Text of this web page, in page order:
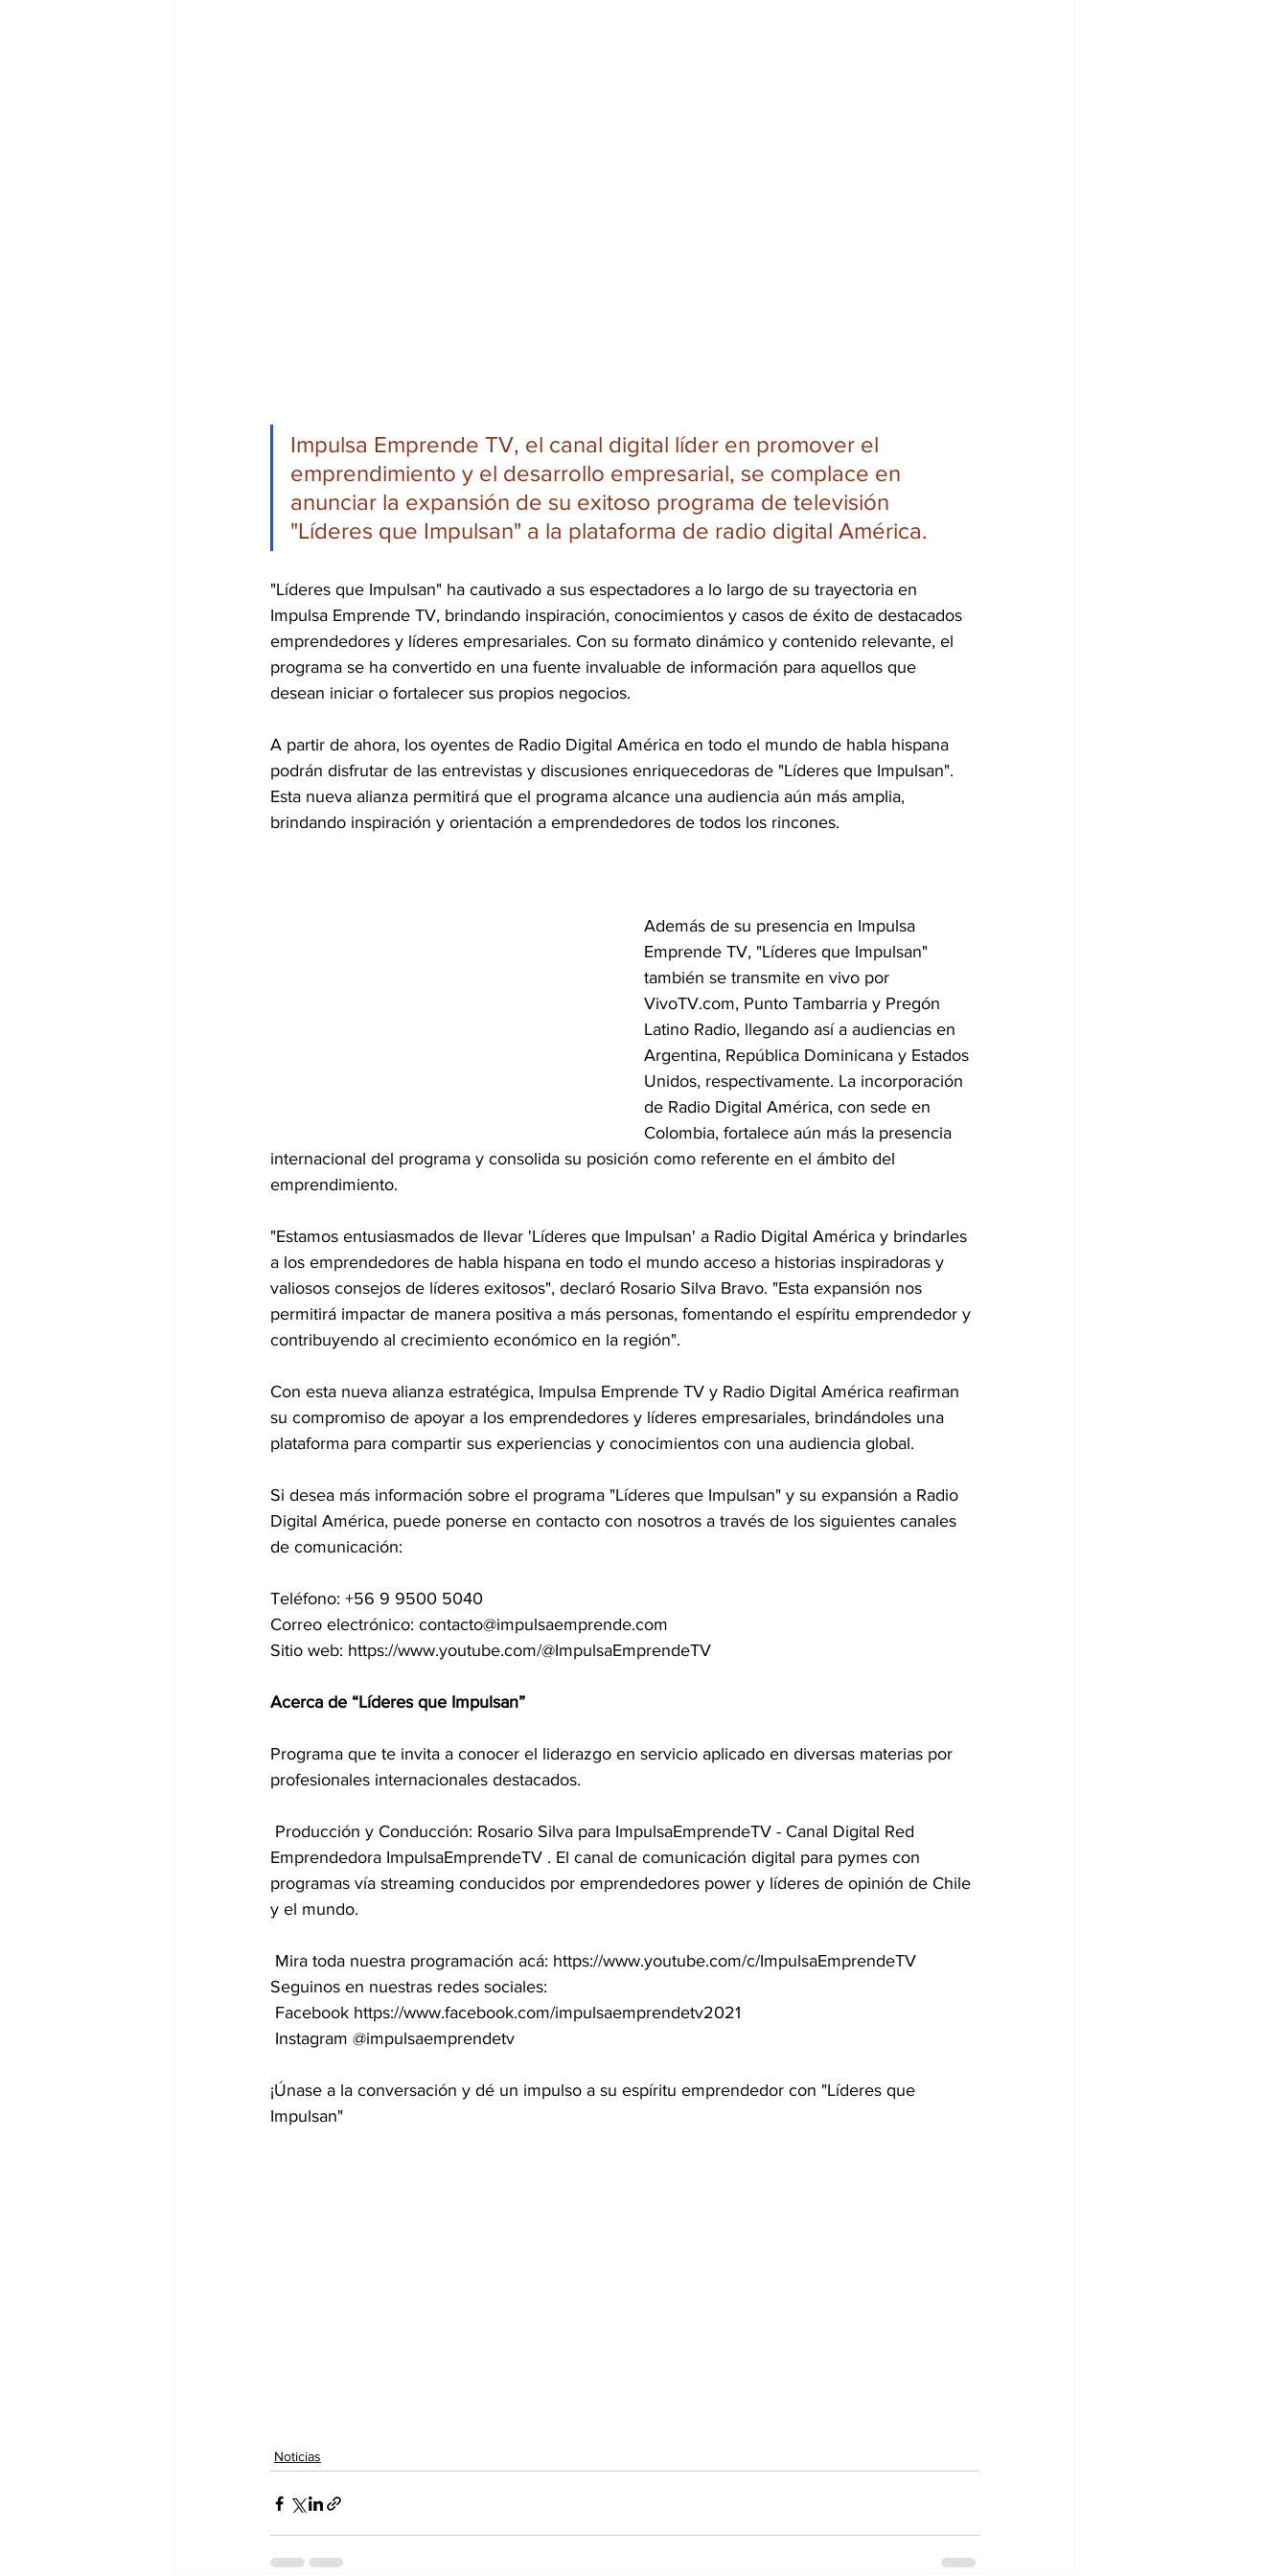
Impulsa Emprende TV, el canal digital líder en promover el
emprendimiento y el desarrollo empresarial, se complace en
anunciar la expansión de su exitoso programa de televisión
"Líderes que Impulsan" a la plataforma de radio digital América.
"Líderes que Impulsan" ha cautivado a sus espectadores a lo largo de su trayectoria en
Impulsa Emprende TV, brindando inspiración, conocimientos y casos de éxito de destacados
emprendedores y líderes empresariales. Con su formato dinámico y contenido relevante, el
programa se ha convertido en una fuente invaluable de información para aquellos que
desean iniciar o fortalecer sus propios negocios.
A partir de ahora, los oyentes de Radio Digital América en todo el mundo de habla hispana
podrán disfrutar de las entrevistas y discusiones enriquecedoras de "Líderes que Impulsan".
Esta nueva alianza permitirá que el programa alcance una audiencia aún más amplia,
brindando inspiración y orientación a emprendedores de todos los rincones.
Además de su presencia en Impulsa
Emprende TV, "Líderes que Impulsan"
también se transmite en vivo por
VivoTV.com, Punto Tambarria y Pregón
Latino Radio, llegando así a audiencias en
Argentina, República Dominicana y Estados
Unidos, respectivamente. La incorporación
de Radio Digital América, con sede en
Colombia, fortalece aún más la presencia
internacional del programa y consolida su posición como referente en el ámbito del
emprendimiento.
"Estamos entusiasmados de llevar 'Líderes que Impulsan' a Radio Digital América y brindarles
a los emprendedores de habla hispana en todo el mundo acceso a historias inspiradoras y
valiosos consejos de líderes exitosos", declaró Rosario Silva Bravo. "Esta expansión nos
permitirá impactar de manera positiva a más personas, fomentando el espíritu emprendedor y
contribuyendo al crecimiento económico en la región".
Con esta nueva alianza estratégica, Impulsa Emprende TV y Radio Digital América reafirman
su compromiso de apoyar a los emprendedores y líderes empresariales, brindándoles una
plataforma para compartir sus experiencias y conocimientos con una audiencia global.
Si desea más información sobre el programa "Líderes que Impulsan" y su expansión a Radio
Digital América, puede ponerse en contacto con nosotros a través de los siguientes canales
de comunicación:
Teléfono: +56 9 9500 5040
Correo electrónico: contacto@impulsaemprende.com
Sitio web: https://www.youtube.com/@ImpulsaEmprendeTV
Acerca de “Líderes que Impulsan”
Programa que te invita a conocer el liderazgo en servicio aplicado en diversas materias por
profesionales internacionales destacados.
Emprendedora ImpulsaEmprendeTV . El canal de comunicación digital para pymes con
programas vía streaming conducidos por emprendedores power y líderes de opinión de Chile
y el mundo.
Seguinos en nuestras redes sociales:
Facebook https://www.facebook.com/impulsaemprendetv2021
Instagram @impulsaemprendetv
¡Únase a la conversación y dé un impulso a su espíritu emprendedor con "Líderes que
Impulsan"
Noticias